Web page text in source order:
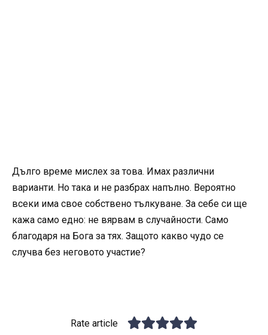
Дълго време мислех за това. Имах различни
варианти. Но така и не разбрах напълно. Вероятно
всеки има свое собствено тълкуване. За себе си ще
кажа само едно: не вярвам в случайности. Само
благодаря на Бога за тях. Защото какво чудо се
случва без неговото участие?
Rate article